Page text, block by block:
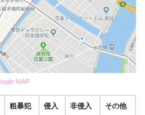
MAP
粗暴犯 侵入 非侵入 その他